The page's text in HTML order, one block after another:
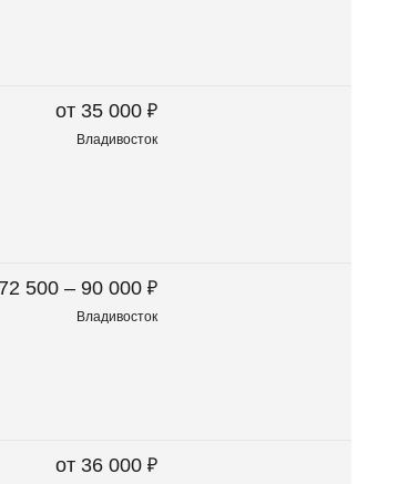
от 35 000 ₽
Владивосток
72 500 – 90 000 ₽
Владивосток
от 36 000 ₽